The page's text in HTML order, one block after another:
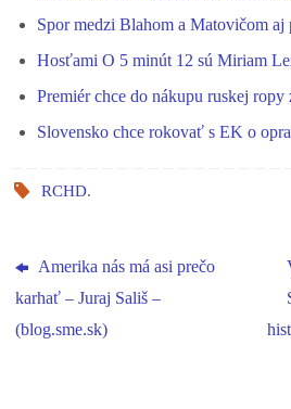
Spor medzi Blahom a Matovičom
Hosťami O 5 minút 12 sú Miriam
Premiér chce do nákupu ruskej
Slovensko chce rokovať s EK o
RCHD.
Amerika nás má asi prečo
karhať – Juraj Sališ –
(blog.sme.sk)